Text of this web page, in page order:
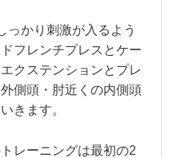
っかり刺激が入るよう
フレンチプレスとケー
クステンションとプレ
側頭・肘近くの内側頭
きます。
レーニングは最初の2